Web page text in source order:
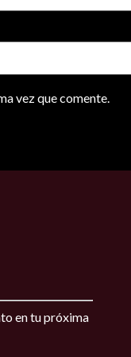
vez que comente.
en tu próxima